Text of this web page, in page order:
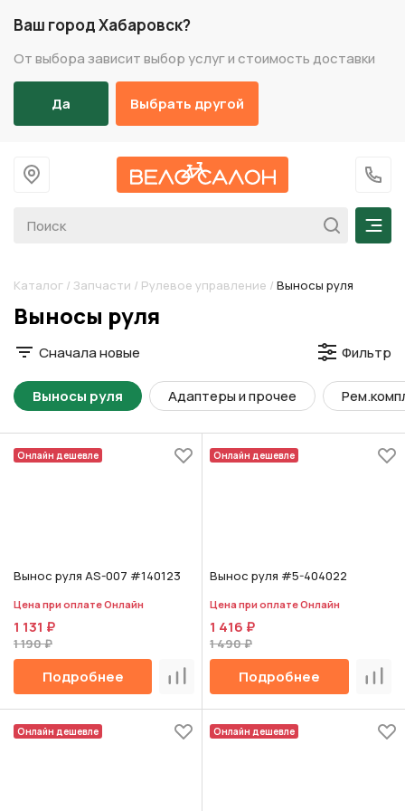
Ваш город Хабаровск?
От выбора зависит выбор услуг и стоимость доставки
Да Выбрать другой
На главную
+7
Каталог / Запчасти / Рулевое управление / Выносы руля
Разделы каталога
Выносы руля
Сначала новые Фильтр
Адаптеры и прочее
Выносы руля
Онлайн дешевле
Вынос руля AS-007 #140123
Цена при оплате Онлайн
1 131 ₽
1 190 ₽
Подробнее Сравнить
Онлайн дешевле
Вынос руля #5-404022
Цена при оплате Онлайн
1 416 ₽
1 490 ₽
Подробнее
Онлайн дешевле Онлайн дешевле